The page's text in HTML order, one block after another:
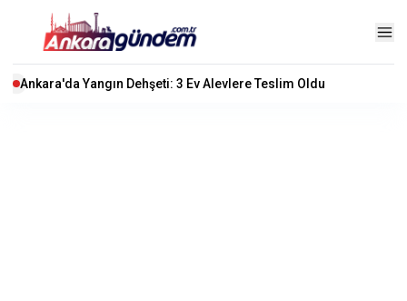
Ankara'da Yangın Dehşeti: 3 Ev Alevlere Teslim Oldu